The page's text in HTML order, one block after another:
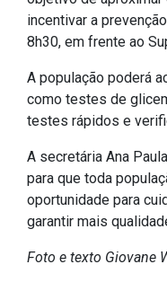
IPTU 2026
Ouvidoria
Portal do Cidadão
Portal do Servidor
incentivar a
8h30, em frente ao
A população poderá
como testes de
testes rápidos e
A secretária Ana
para que toda
oportunidade para
garantir mais
Foto e texto Giovane